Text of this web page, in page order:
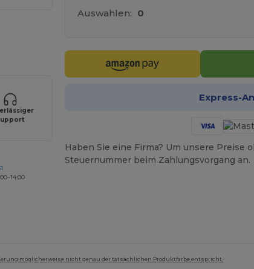
Auswahlen: 0
Express-
Haben Sie eine Firma? Um unsere
Steuernummer beim Zahlungsvorgang an.
möglicherweise nicht genau der tatsächlichen Produktfarbe entspricht.